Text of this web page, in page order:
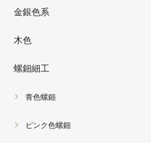
金銀色系
木色
螺鈿細工
青色螺鈿
ピンク色螺鈿